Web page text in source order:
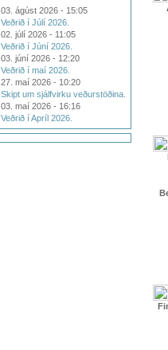
03. ágúst 2026 - 15:05
Veðrið í Júlí 2026.
02. júlí 2026 - 11:05
Veðrið í Júní 2026.
03. júní 2026 - 12:20
Veðrið í maí 2026.
27. maí 2026 - 10:20
Skipt um sjálfvirku veðurstöðina.
03. maí 2026 - 16:16
Veðrið í Apríl 2026.